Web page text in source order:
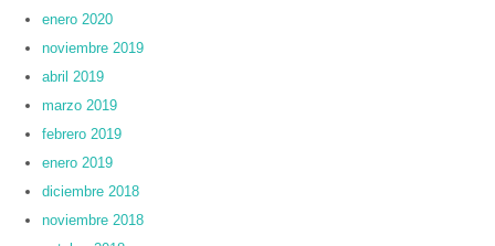
enero 2020
noviembre 2019
abril 2019
marzo 2019
febrero 2019
enero 2019
diciembre 2018
noviembre 2018